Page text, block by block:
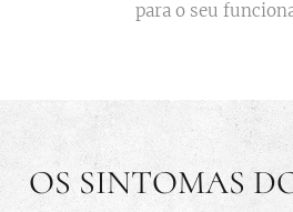
para o seu
OS SINTOMAS